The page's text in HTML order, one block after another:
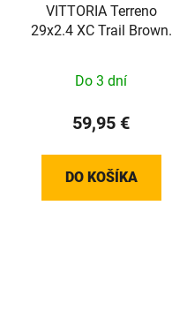
VITTORIA Terreno
29x2.4 XC Trail Brown-
Do 3 dní
59,95 €
DO KOŠÍKA